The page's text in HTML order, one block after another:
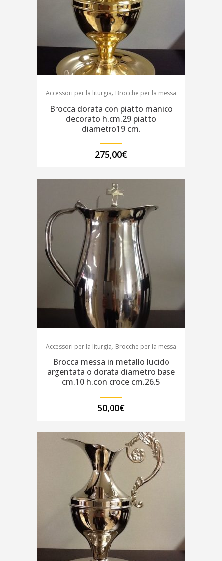
Accessori per la liturgia, Brocche per la messa
Brocca dorata con piatto manico
decorato h.cm.29 piatto
diametro19 cm.
275,00€
Accessori per la liturgia, Brocche per la messa
Brocca messa in metallo lucido
argentata o dorata diametro base
cm.10 h.con croce cm.26.5
50,00€